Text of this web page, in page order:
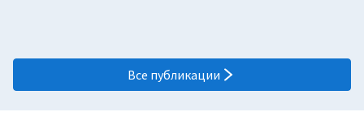
Все публикации